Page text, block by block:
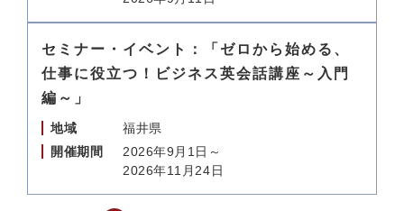
セミナー・イベント：「ゼロから始める、
仕事に役立つ！ビジネス英会話講座～入門
編～」
地域
福井県
開催期間
2026年9月1日～
2026年11月24日